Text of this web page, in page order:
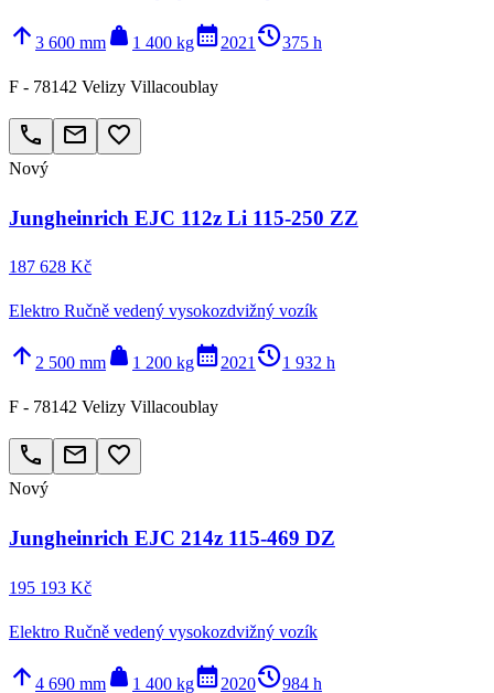
arrow_upward 3 600 mm weight 1 400 kgcalendar_month2021 history_2375 h
F - 78142 Velizy Villacoublay
call email favorite_border
Nový
Jungheinrich EJC 112z Li 115-250 ZZ
187 628 Kč
Elektro Ručně vedený vysokozdvižný vozík
arrow_upward 2 500 mm weight 1 200 kgcalendar_month2021 history_21 932 h
F - 78142 Velizy Villacoublay
call email favorite_border
Nový
Jungheinrich EJC 214z 115-469 DZ
195 193 Kč
Elektro Ručně vedený vysokozdvižný vozík
arrow_upward 4 690 mm weight 1 400 kgcalendar_month2020history_2984 h